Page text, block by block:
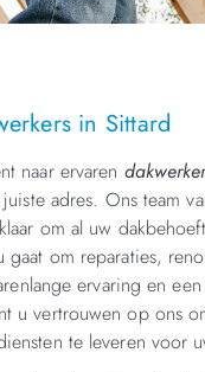
in Sittard
naar ervaren
adres. Ons team
om al uw
gaat om reparaties,
ervaring en
u vertrouwen op ons
te leveren voor